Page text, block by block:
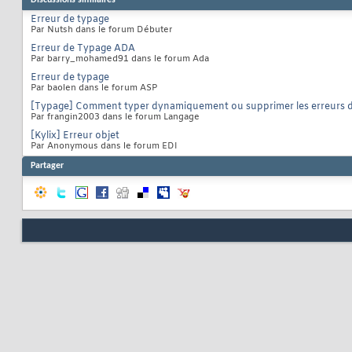
Erreur de typage
Par Nutsh dans le forum Débuter
Erreur de Typage ADA
Par barry_mohamed91 dans le forum Ada
Erreur de typage
Par baolen dans le forum ASP
[Typage] Comment typer dynamiquement ou supprimer les erreurs
Par frangin2003 dans le forum Langage
[Kylix] Erreur objet
Par Anonymous dans le forum EDI
Partager